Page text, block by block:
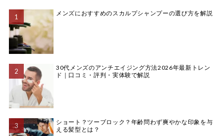
メンズにおすすめのスカルプシャンプーの選び方を解説
30代メンズのアンチエイジング方法2026年最新トレン
ド｜口コミ・評判・実体験で解説
ショート？ツーブロック？年齢問わず爽やかな印象を与
える髪型とは？